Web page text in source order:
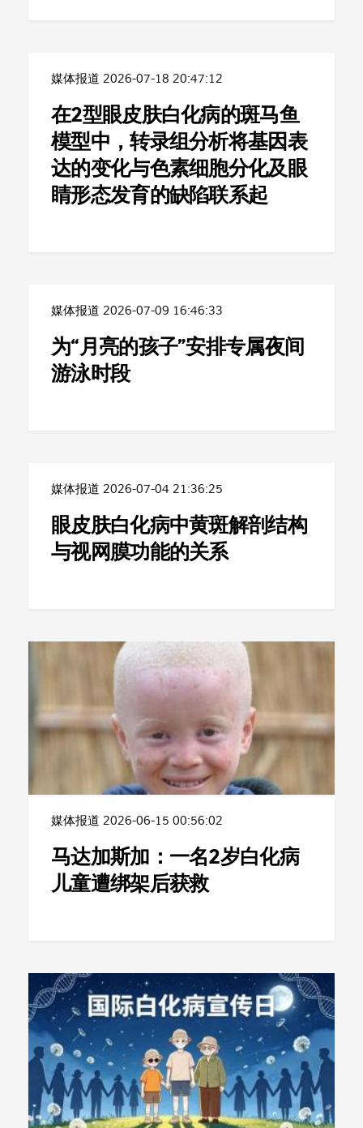
媒体报道 2026-07-18 20:47:12
在2型眼皮肤白化病的斑马鱼
模型中，转录组分析将基因表
达的变化与色素细胞分化及眼
睛形态发育的缺陷联系起
媒体报道 2026-07-09 16:46:33
为“月亮的孩子”安排专属夜间
游泳时段
媒体报道 2026-07-04 21:36:25
眼皮肤白化病中黄斑解剖结构
与视网膜功能的关系
媒体报道 2026-06-15 00:56:02
马达加斯加：一名2岁白化病
儿童遭绑架后获救